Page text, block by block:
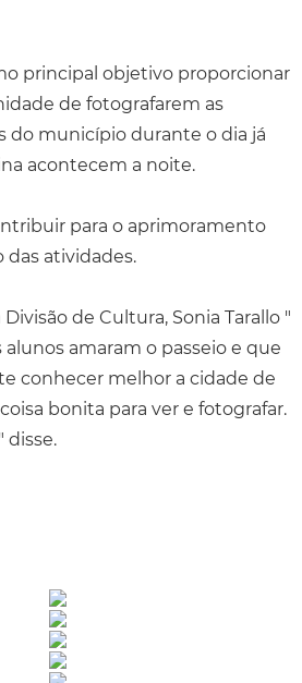
principal objetivo proporcionar
de fotografarem as
do município durante o dia já
acontecem a noite.
para o aprimoramento
atividades.
de Cultura, Sonia Tarallo "
amaram o passeio e que
conhecer melhor a cidade de
bonita para ver e fotografar.
disse.